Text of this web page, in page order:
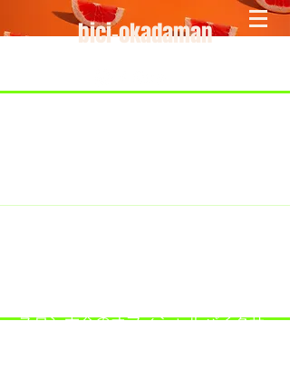
bici-okadaman
スロン大会のオフィシャルバイクサ